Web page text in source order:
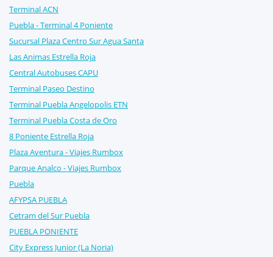
Terminal ACN
Puebla - Terminal 4 Poniente
Sucursal Plaza Centro Sur Agua Santa
Las Animas Estrella Roja
Central Autobuses CAPU
Terminal Paseo Destino
Terminal Puebla Angelopolis ETN
Terminal Puebla Costa de Oro
8 Poniente Estrella Roja
Plaza Aventura - Viajes Rumbox
Parque Analco - Viajes Rumbox
Puebla
AFYPSA PUEBLA
Cetram del Sur Puebla
PUEBLA PONIENTE
City Express Junior (La Noria)